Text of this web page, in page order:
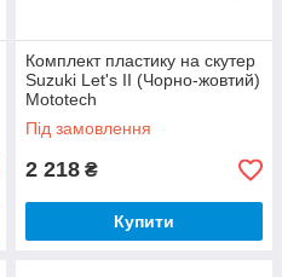
Комплект пластику на скутер
Suzuki Let's II (Чорно-жовтий)
Mototech
Під замовлення
2 218 ₴
Купити